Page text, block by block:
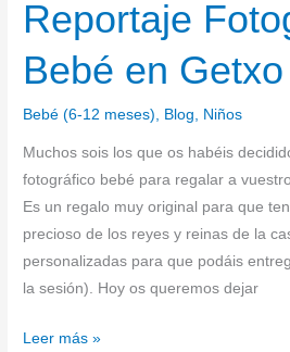
Reportaje
Bebé en Getxo
Bebé (6-12 meses) Blog Niños
Muchos sois los que os habéis
fotográfico bebé para regalar a
Es un regalo muy original para que
precioso de los reyes y reinas de la
personalizadas para que podáis
la sesión). Hoy os queremos dejar
Leer más »